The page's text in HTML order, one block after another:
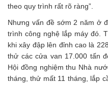
theo quy trình rất rõ ràng”.
Nhưng vấn đề sớm 2 năm ở
trình công nghệ lắp máy đó.
khi xây đập lên đỉnh cao là
thử các cửa van 17.000 tấn
Hội đồng nghiệm thu Nhà
tháng, thử mất 11 tháng, lắp